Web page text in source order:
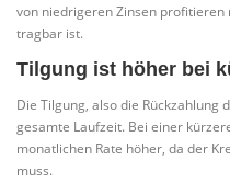
von niedrigeren Zinsen profitieren
tragbar ist.
Tilgung ist höher bei
Die Tilgung, also die Rückzahlung
gesamte Laufzeit. Bei einer
monatlichen Rate höher, da der
muss.